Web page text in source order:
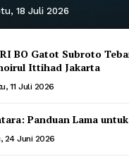
18 Juli 2026
BO Gatot Subroto
Ittihad Jakarta
11 Juli 2026
Panduan Lama
24 Juni 2026